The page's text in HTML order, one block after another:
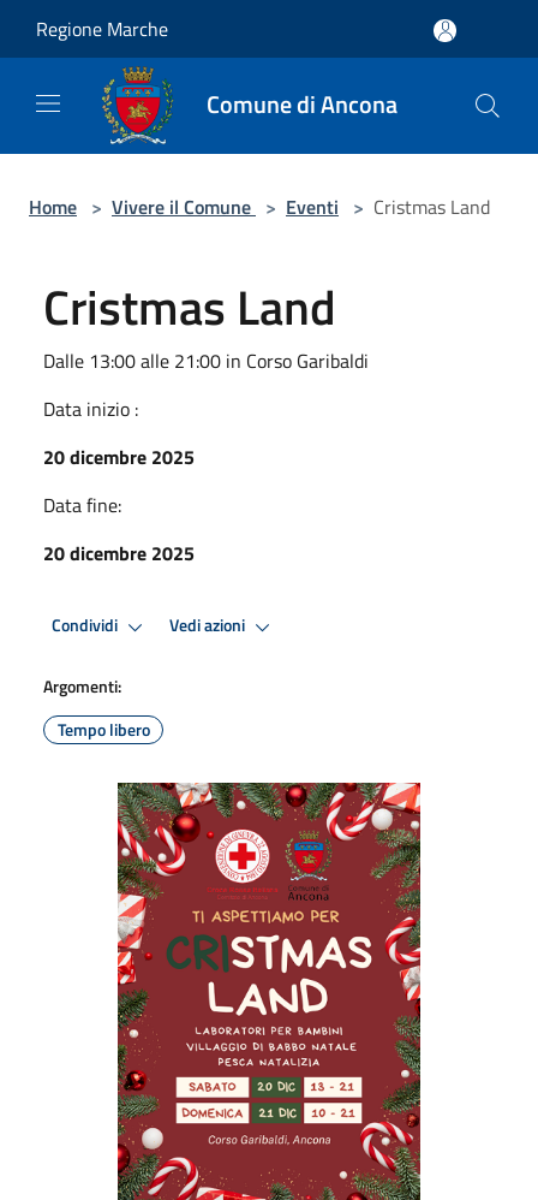
Regione Marche
Comune di Ancona
Home > Vivere il Comune > Eventi > Cristmas Land
Cristmas Land
Dalle 13:00 alle 21:00 in Corso Garibaldi
Data inizio :
20 dicembre 2025
Data fine:
20 dicembre 2025
Condividi Vedi azioni
Argomenti:
Tempo libero